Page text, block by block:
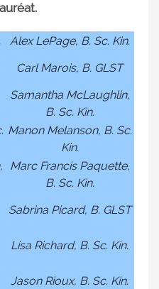
Alex LePage, B. Sc. Kin.
Carl Marois, B. GLST
Samantha McLaughlin,
B. Sc. Kin.
Manon Melanson, B. Sc.
Kin.
Marc Francis Paquette,
B. Sc. Kin.
Sabrina Picard, B. GLST
Lisa Richard, B. Sc. Kin.
Jason Rioux, B. Sc. Kin.